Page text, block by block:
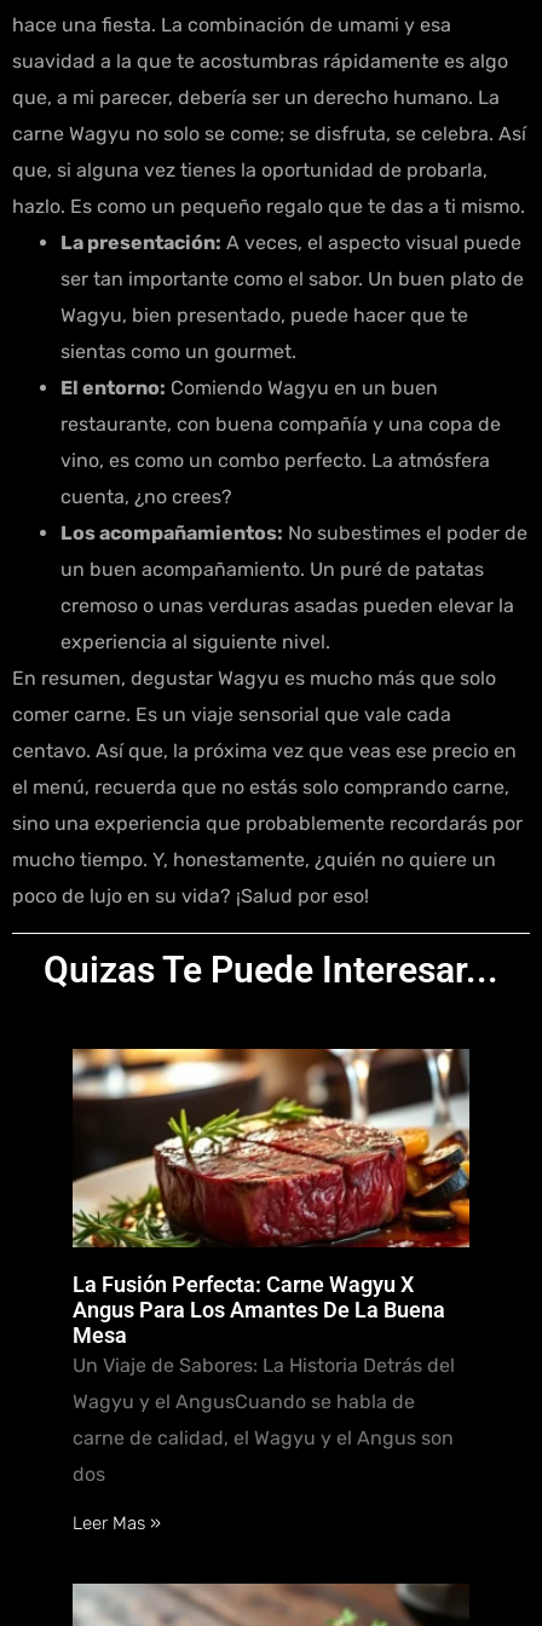
hace una fiesta. La combinación de umami y esa
suavidad a la que te acostumbras rápidamente es algo
que, a mi parecer, debería ser un derecho humano. La
carne Wagyu no solo se come; se disfruta, se celebra. Así
que, si alguna vez tienes la oportunidad de probarla,
hazlo. Es como un pequeño regalo que te das a ti mismo.
La presentación: A veces, el aspecto visual puede
ser tan importante como el sabor. Un buen plato de
Wagyu, bien presentado, puede hacer que te
sientas como un gourmet.
El entorno: Comiendo Wagyu en un buen
restaurante, con buena compañía y una copa de
vino, es como un combo perfecto. La atmósfera
cuenta, ¿no crees?
Los acompañamientos: No subestimes el poder de
un buen acompañamiento. Un puré de patatas
cremoso o unas verduras asadas pueden elevar la
experiencia al siguiente nivel.
En resumen, degustar Wagyu es mucho más que solo
comer carne. Es un viaje sensorial que vale cada
centavo. Así que, la próxima vez que veas ese precio en
el menú, recuerda que no estás solo comprando carne,
sino una experiencia que probablemente recordarás por
mucho tiempo. Y, honestamente, ¿quién no quiere un
poco de lujo en su vida? ¡Salud por eso!
Quizas Te Puede Interesar...
La Fusión Perfecta: Carne Wagyu X
Angus Para Los Amantes De La Buena
Mesa
Un Viaje de Sabores: La Historia Detrás del
Wagyu y el AngusCuando se habla de
carne de calidad, el Wagyu y el Angus son
dos
Leer Mas »